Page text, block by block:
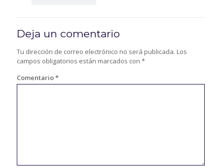
Deja un comentario
Tu dirección de correo electrónico no será publicada. Los
campos obligatorios están marcados con *
Comentario*